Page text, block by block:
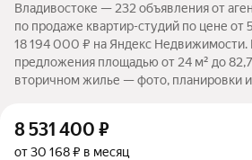
Владивостоке — 232 объявления от
по продаже квартир-студий по цене от
18 194 000 ₽ на Яндекс Недвижимости.
предложения площадью от 24 м² до
вторичном жилье — фото, планировки и
8 531 400 ₽
от 30 168 ₽ в месяц